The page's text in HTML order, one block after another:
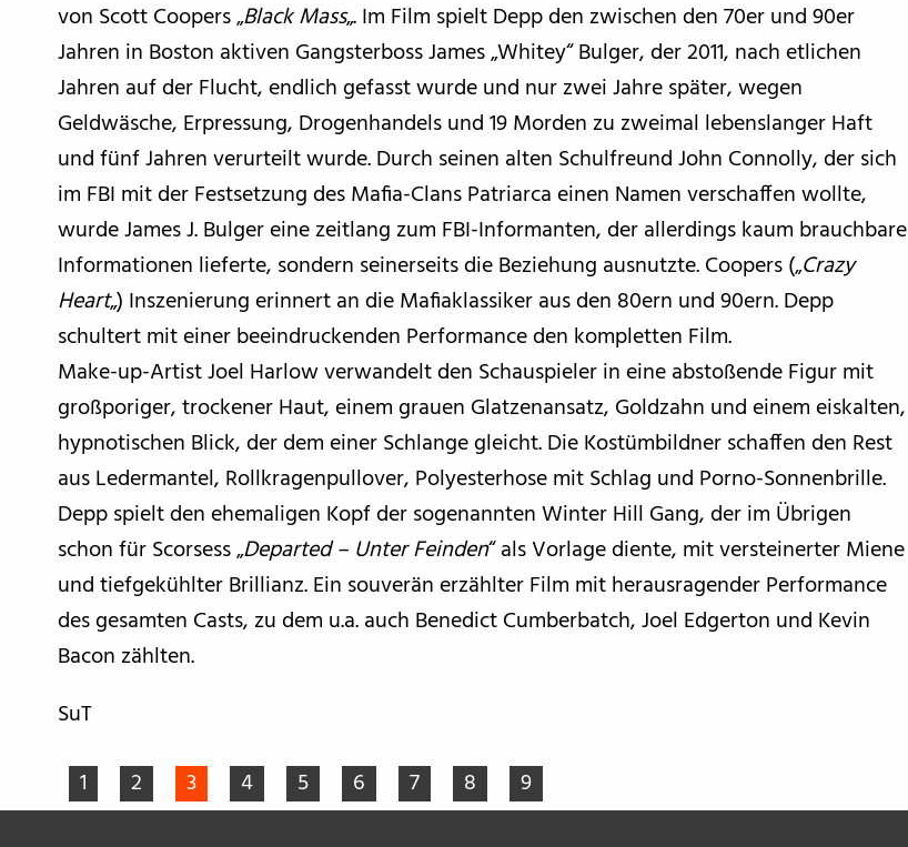
von Scott Coopers „Black Mass„. Im Film spielt Depp den zwischen den 70er und 90er
Jahren in Boston aktiven Gangsterboss James „Whitey“ Bulger, der 2011, nach etlichen
Jahren auf der Flucht, endlich gefasst wurde und nur zwei Jahre später, wegen
Geldwäsche, Erpressung, Drogenhandels und 19 Morden zu zweimal lebenslanger Haft
und fünf Jahren verurteilt wurde. Durch seinen alten Schulfreund John Connolly, der sich
im FBI mit der Festsetzung des Mafia-Clans Patriarca einen Namen verschaffen wollte,
wurde James J. Bulger eine zeitlang zum FBI-Informanten, der allerdings kaum brauchbare
Informationen lieferte, sondern seinerseits die Beziehung ausnutzte. Coopers („Crazy
Heart„) Inszenierung erinnert an die Mafiaklassiker aus den 80ern und 90ern. Depp
schultert mit einer beeindruckenden Performance den kompletten Film.
Make-up-Artist Joel Harlow verwandelt den Schauspieler in eine abstoßende Figur mit
großporiger, trockener Haut, einem grauen Glatzenansatz, Goldzahn und einem eiskalten,
hypnotischen Blick, der dem einer Schlange gleicht. Die Kostümbildner schaffen den Rest
aus Ledermantel, Rollkragenpullover, Polyesterhose mit Schlag und Porno-Sonnenbrille.
Depp spielt den ehemaligen Kopf der sogenannten Winter Hill Gang, der im Übrigen
schon für Scorsess „Departed – Unter Feinden“ als Vorlage diente, mit versteinerter Miene
und tiefgekühlter Brillianz. Ein souverän erzählter Film mit herausragender Performance
des gesamten Casts, zu dem u.a. auch Benedict Cumberbatch, Joel Edgerton und Kevin
Bacon zählten.
SuT
1
2 3 4 5 6 7 8 9